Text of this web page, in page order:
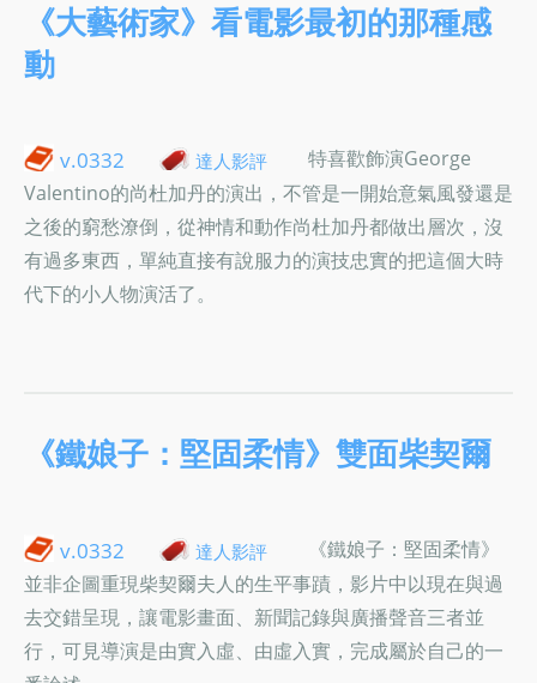
《大藝術家》看電影最初的那種感
動
v.0332 達人影評
特喜歡飾演George
Valentino的尚杜加丹的演出，不管是一開始意氣風發還是
之後的窮愁潦倒，從神情和動作尚杜加丹都做出層次，沒
有過多東西，單純直接有說服力的演技忠實的把這個大時
代下的小人物演活了。
《鐵娘子：堅固柔情》雙面柴契爾
v.0332 達人影評
《鐵娘子：堅固柔情》
並非企圖重現柴契爾夫人的生平事蹟，影片中以現在與過
去交錯呈現，讓電影畫面、新聞記錄與廣播聲音三者並
行，可見導演是由實入虛、由虛入實，完成屬於自己的一